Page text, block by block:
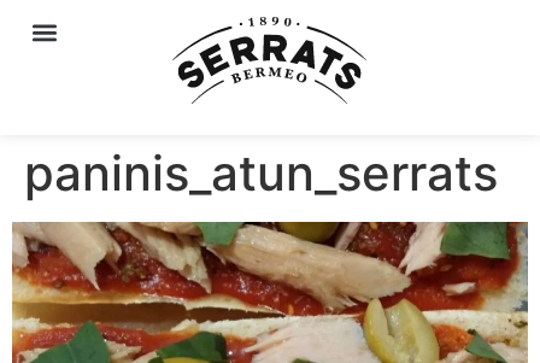
paninis_atun_serrats